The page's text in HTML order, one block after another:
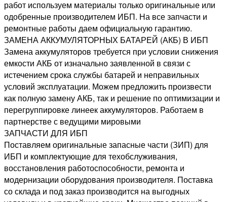
работ используем материалы только оригинальные или
одобренные производителем ИБП. На все запчасти и
ремонтные работы даем официальную гарантию.
ЗАМЕНА АККУМУЛЯТОРНЫХ БАТАРЕЙ (АКБ) В ИБП
Замена аккумуляторов требуется при условии снижения
емкости АКБ от изначально заявленной в связи с
истечением срока службы батарей и неправильных
условий эксплуатации. Можем предложить произвести
как полную замену АКБ, так и решение по оптимизации и
перегруппировке линеек аккумуляторов. Работаем в
партнерстве с ведущими мировыми
ЗАПЧАСТИ ДЛЯ ИБП
Поставляем оригинальные запасные части (ЗИП) для
ИБП и комплектующие для техобслуживания,
восстановления работоспособности, ремонта и
модернизации оборудования производителя. Поставка
со склада и под заказ производится на выгодных